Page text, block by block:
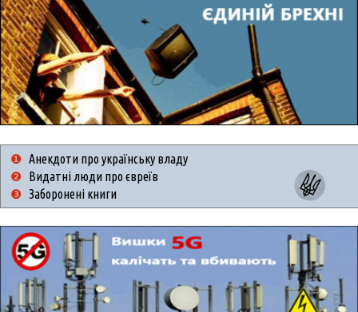
❶ Анекдоти про українську владу
❷
Видатні люди про євреїв
❸ Заборонені книги